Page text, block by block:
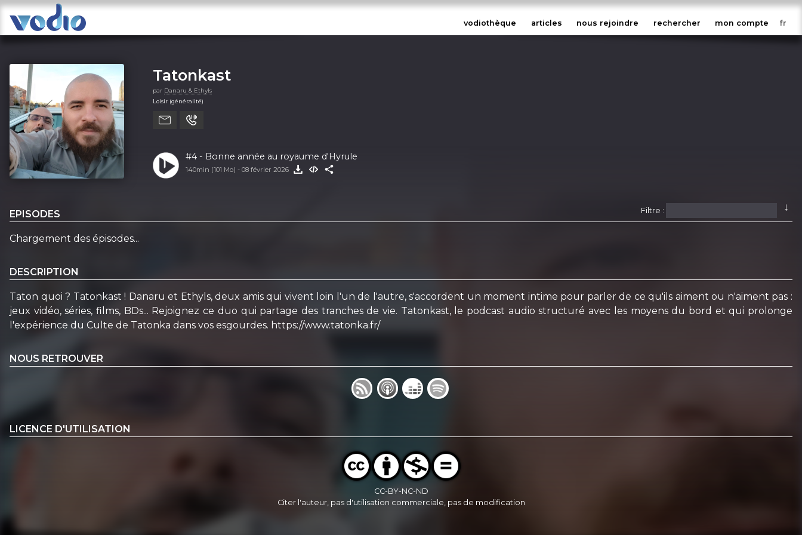
vodiothèque articles nous rejoindre rechercher mon compte
Tatonkast
par Danaru & Ethyls
Loisir (généralité)
#4 - Bonne année au royaume d'Hyrule
140min (101 Mo) - 08 février 2026
EPISODES
↓
Filtre :
Chargement des épisodes...
DESCRIPTION
Taton quoi ? Tatonkast ! Danaru et Ethyls, deux amis qui vivent loin l'un de l'autre, s'accordent un moment intime pour parler de ce qu'ils aiment ou n'aiment pas :
jeux vidéo, séries, films, BDs... Rejoignez ce duo qui partage des tranches de vie. Tatonkast, le podcast audio structuré avec les moyens du bord et qui prolonge
l'expérience du Culte de Tatonka dans vos esgourdes. https://www.tatonka.fr/
NOUS RETROUVER
LICENCE D'UTILISATION
CC-BY-NC-ND
Citer l'auteur, pas d'utilisation commerciale, pas de modification